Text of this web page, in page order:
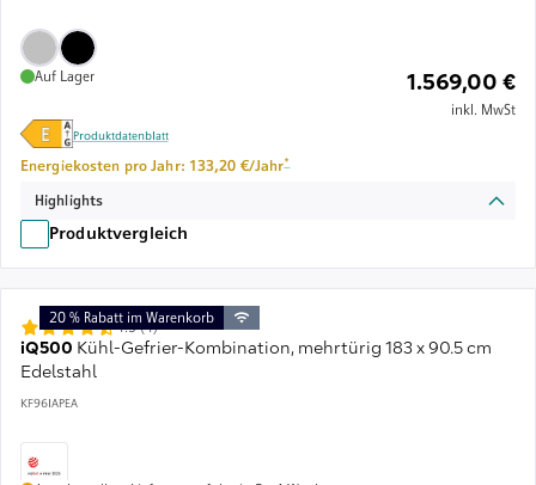
Auf Lager 1.569,00 €
inkl. MwSt
Produktdatenblatt
Energiekosten pro Jahr: 133,20 €/JahrFußnote *: Schätzung basierend auf
*
Highlights
Produktvergleich
iQ500 Kühl-Gefrier-Kombination, mehrtürig 183 x 90.5 cm
Edelstahl
KF96IAPEA
4.5 (4)
20 % Rabatt im Warenkorb